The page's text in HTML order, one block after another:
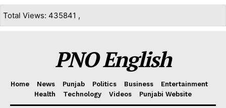
Total Views: 435841 ,
PNO English
Home News Punjab Politics Business
Entertainment
Health
Technology Videos Punjabi Website